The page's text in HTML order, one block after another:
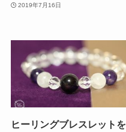
2019年7月16日
ヒーリングブレスレットを